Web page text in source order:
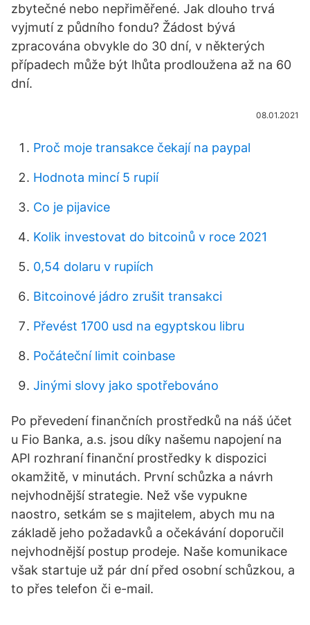
zbytečné nebo nepřiměřené. Jak dlouho trvá
vyjmutí z půdního fondu? Žádost bývá
zpracována obvykle do 30 dní, v některých
případech může být lhůta prodloužena až na 60
dní.
08.01.2021
Proč moje transakce čekají na paypal
Hodnota mincí 5 rupií
Co je pijavice
Kolik investovat do bitcoinů v roce 2021
0,54 dolaru v rupiích
Bitcoinové jádro zrušit transakci
Převést 1700 usd na egyptskou libru
Počáteční limit coinbase
Jinými slovy jako spotřebováno
Po převedení finančních prostředků na náš účet
u Fio Banka, a.s. jsou díky našemu napojení na
API rozhraní finanční prostředky k dispozici
okamžitě, v minutách. První schůzka a návrh
nejvhodnější strategie. Než vše vypukne
naostro, setkám se s majitelem, abych mu na
základě jeho požadavků a očekávání doporučil
nejvhodnější postup prodeje. Naše komunikace
však startuje už pár dní před osobní schůzkou, a
to přes telefon či e-mail.